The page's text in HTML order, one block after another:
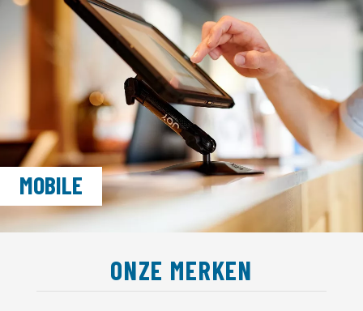
MOBILE
ONZE MERKEN